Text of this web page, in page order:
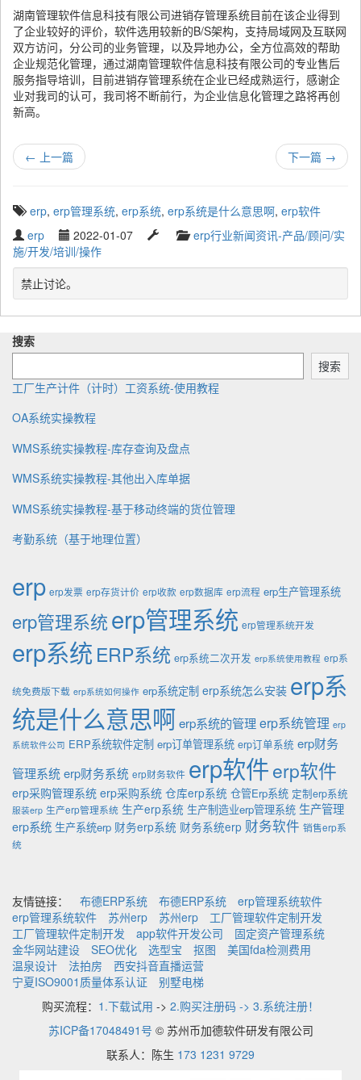
湖南管理软件信息科技有限公司进销存管理系统目前在该企业得到
了企业较好的评价，软件选用较新的B/S架构，支持局域网及互联网
双方访问，分公司的业务管理，以及异地办公，全方位高效的帮助
企业规范化管理，通过湖南管理软件信息科技有限公司的专业售后
服务指导培训，目前进销存管理系统在企业已经成熟运行，感谢企
业对我司的认可，我司将不断前行，为企业信息化管理之路将再创
新高。
← 上一篇 下一篇 →
T
g
g
e
d
t
h
erp, erp管理系统, erp系统, erp系统是什么意思啊, erp软件
W
r
i
t
t
e
n
b
erp
P
u
b
i
s
2022-01-07
s
u
p
e
C
t
g
o
erp行业新闻资讯-产品/顾问/实
施/开发/培训/操作
禁止讨论。
搜索
搜索
工厂生产计件（计时）工资系统-使用教程
OA系统实操教程
WMS系统实操教程-库存查询及盘点
WMS系统实操教程-其他出入库单据
WMS系统实操教程-基于移动终端的货位管理
考勤系统（基于地理位置）
erp erp发票 erp存货计价 erp收款 erp数据库 erp流程 erp生产管理系统
erp管理系统erp管理系统 erp管理系统开发
erp系统 ERP系统 erp系统二次开发 erp系统使用教程 erp系
统免费版下载 erp系统如何操作 erp系统定制 erp系统怎么安装 erp系
统是什么意思啊erp系统的管理erp系统管理 erp
系统软件公司 ERP系统软件定制 erp订单管理系统 erp订单系统 erp财务
管理系统erp财务系统 erp财务软件 erp软件erp软件
erp采购管理系统 erp采购系统 仓库erp系统 仓管Erp系统 定制erp系统
服装erp 生产erp管理系统 生产erp系统 生产制造业erp管理系统 生产管理
erp系统 生产系统erp 财务erp系统 财务系统erp 财务软件 销售erp系
统
友情链接： 布德ERP系统 布德ERP系统
erp管理系统软件
erp管理系统软件
苏州erp 苏州erp
工厂管理软件定制开发
工厂管理软件定制开发
app软件开发公司
固定资产管理系统
金华网站建设
SEO优化 选型宝 抠图
美国fda检测费用
温泉设计
法拍房
西安抖音直播运营
宁夏ISO9001质量体系认证
别墅电梯
购买流程： 1.下载试用 -> 2.购买注册码 -> 3.系统注册！
苏ICP备17048491号 © 苏州币加德软件研发有限公司
联系人：陈生 173 1231 9729